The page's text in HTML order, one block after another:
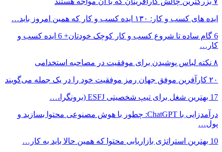
ایده های کسب و کار: ۱۳۰ ایده کسب و کار که همین امروز باید…
6 گام ساده تا شروع کسب و کار کوچک خودتان+ 6 ایده کسب و
کار…
۸ نکته‌ لباس پوشیدن برای موفقیت در مصاحبه استخدامی
۲۰ کارآفرین موفق جهان رمز موفقیت خود را در یک جمله می‌گویند
17 بهترین شغل برای تیپ شخصیتی ESFJ (برونگرا،…
درآمدزایی با ChatGPT: چطور با هوش مصنوعی محتوا بسازید و
پول…
10 بهترین استراتژی بازاریابی محتوا که همین حالا باید به کار…